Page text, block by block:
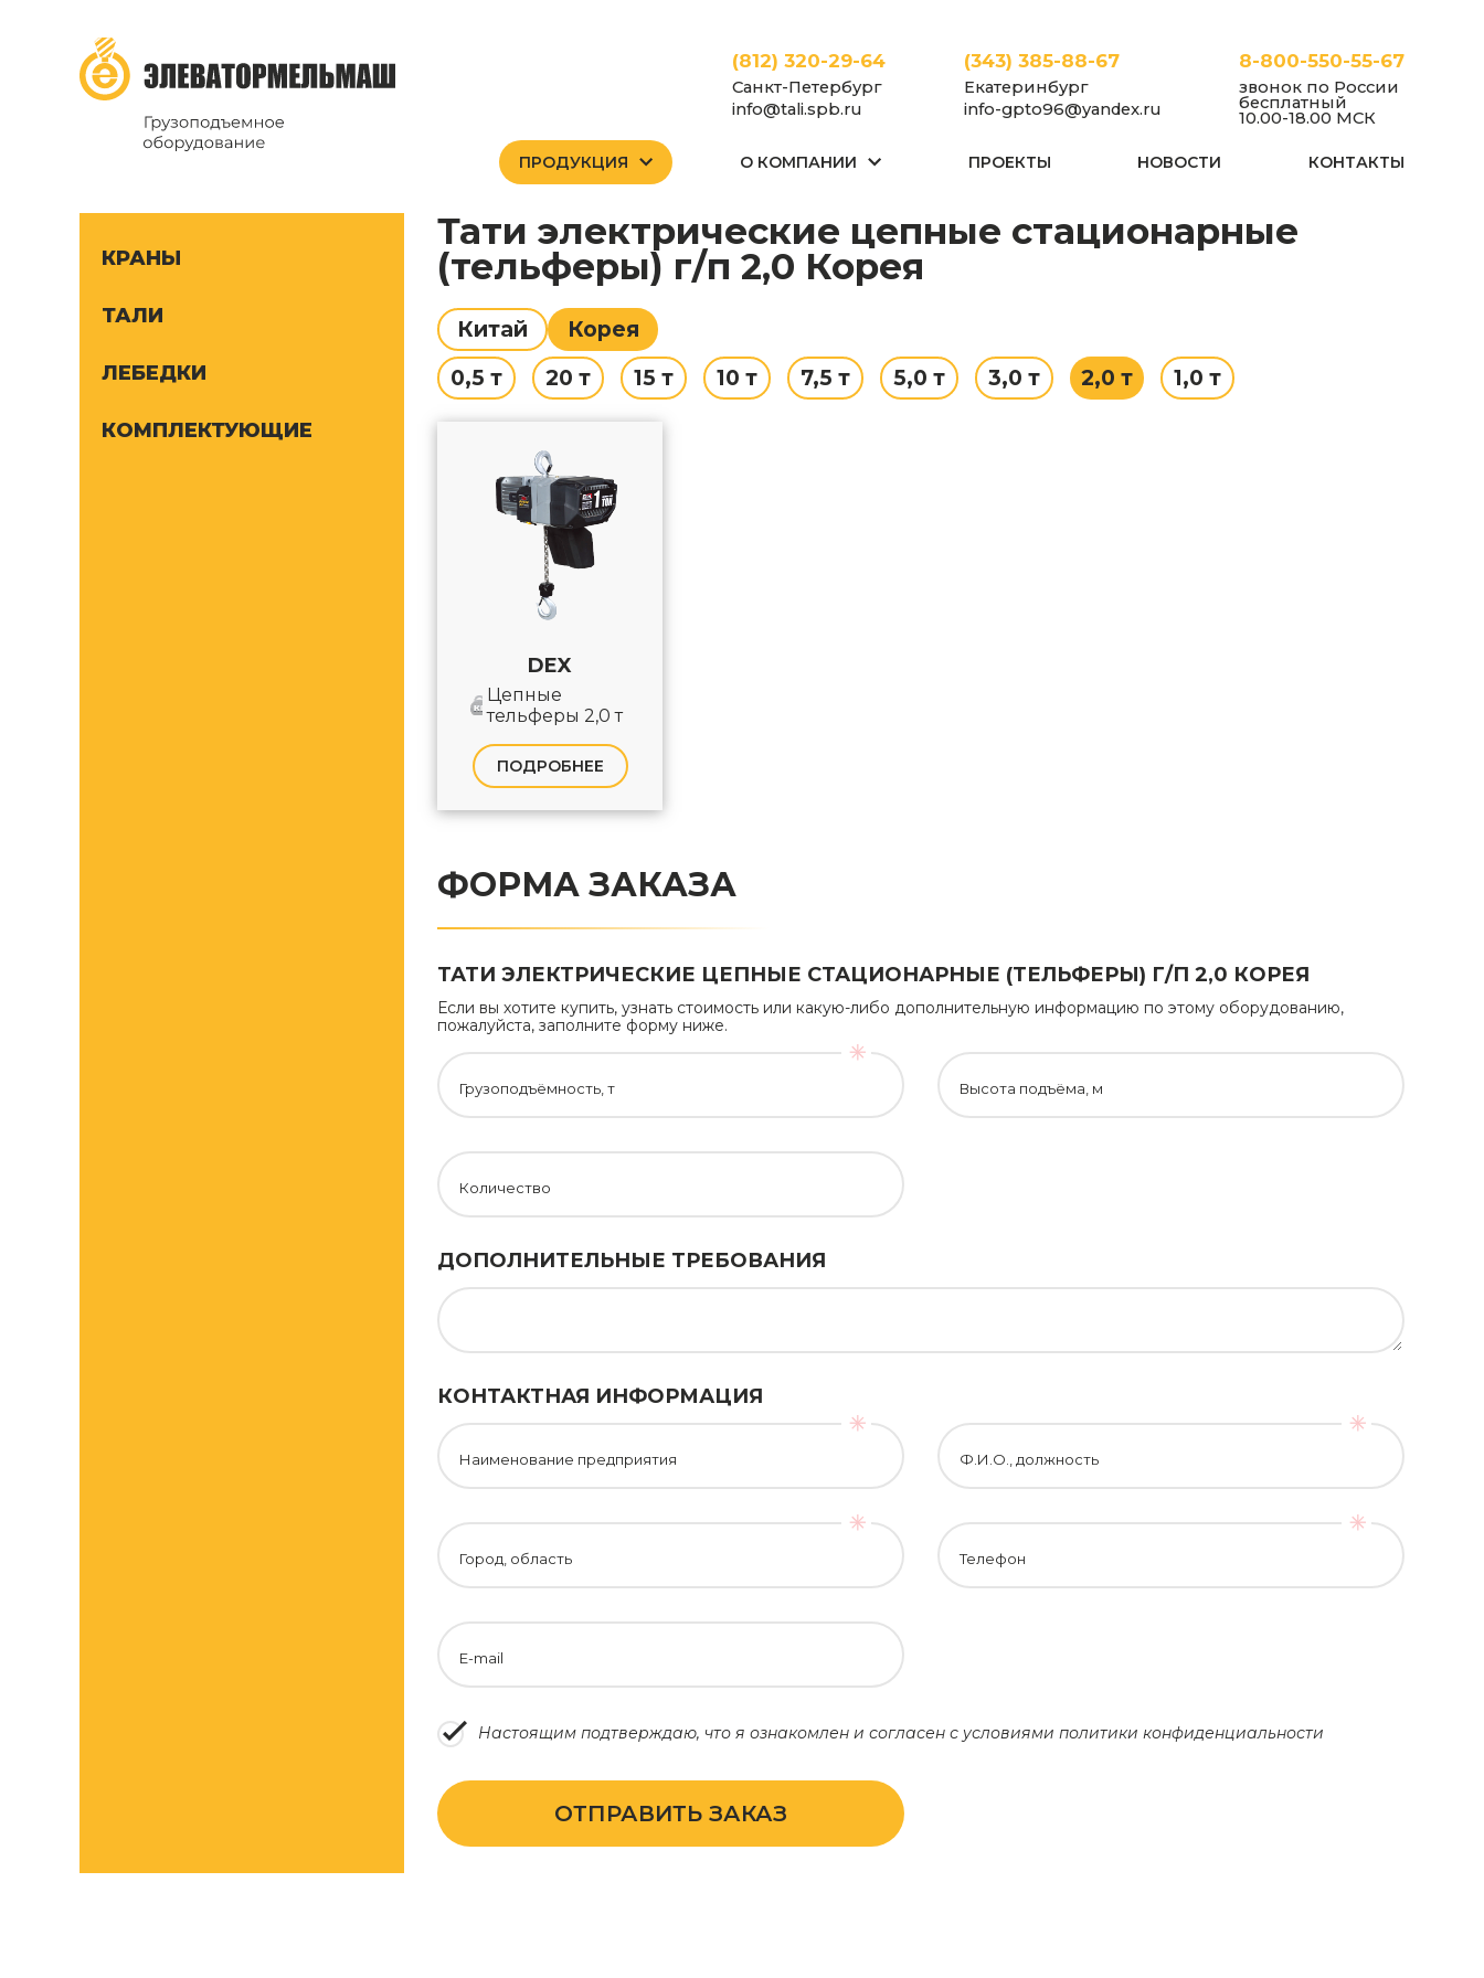
(812) 320-29-64
Санкт-Петербург
info@tali.spb.ru
(343) 385-88-67
Екатеринбург
info-gpto96@yandex.ru
8-800-550-55-67
звонок по России
бесплатный
10.00-18.00 МСК
ПРОДУКЦИЯ О КОМПАНИИ ПРОЕКТЫ НОВОСТИ КОНТАКТЫ
Тали Тали электрические (тельферы)
КРАНЫ
ТАЛИ
ЛЕБЕДКИ
КОМПЛЕКТУЮЩИЕ
Тати электрические цепные стационарные
(тельферы) г/п 2,0 Корея
Китай
Корея
0,5 т
20 т 15 т 10 т 7,5 т 5,0 т 3,0 т 2,0 т 1,0 т
DEX
Цепные
тельферы 2,0 т
ПОДРОБНЕЕ
ФОРМА ЗАКАЗА
ТАТИ ЭЛЕКТРИЧЕСКИЕ ЦЕПНЫЕ СТАЦИОНАРНЫЕ (ТЕЛЬФЕРЫ) Г/П 2,0 КОРЕЯ
Если вы хотите купить, узнать стоимость или какую-либо дополнительную информацию по этому оборудованию,
пожалуйста, заполните форму ниже.
Грузоподъёмность, т Высота подъёма, м
Количество
ДОПОЛНИТЕЛЬНЫЕ ТРЕБОВАНИЯ
КОНТАКТНАЯ ИНФОРМАЦИЯ
Наименование предприятия Ф.И.О., должность
Город, область Телефон
E-mail
Настоящим подтверждаю, что я ознакомлен и согласен с условиями политики конфиденциальности
ОТПРАВИТЬ ЗАКАЗ